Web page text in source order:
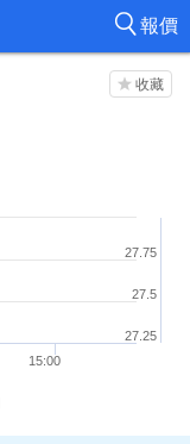
報價